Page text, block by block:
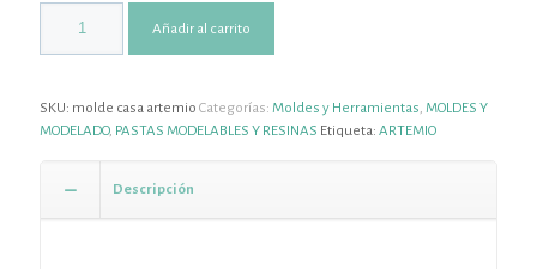
Añadir al carrito
SKU: molde casa artemio Categorías: Moldes y Herramientas MOLDES Y
MODELADO, PASTAS MODELABLES Y RESINAS Etiqueta: ARTEMIO
Descripción